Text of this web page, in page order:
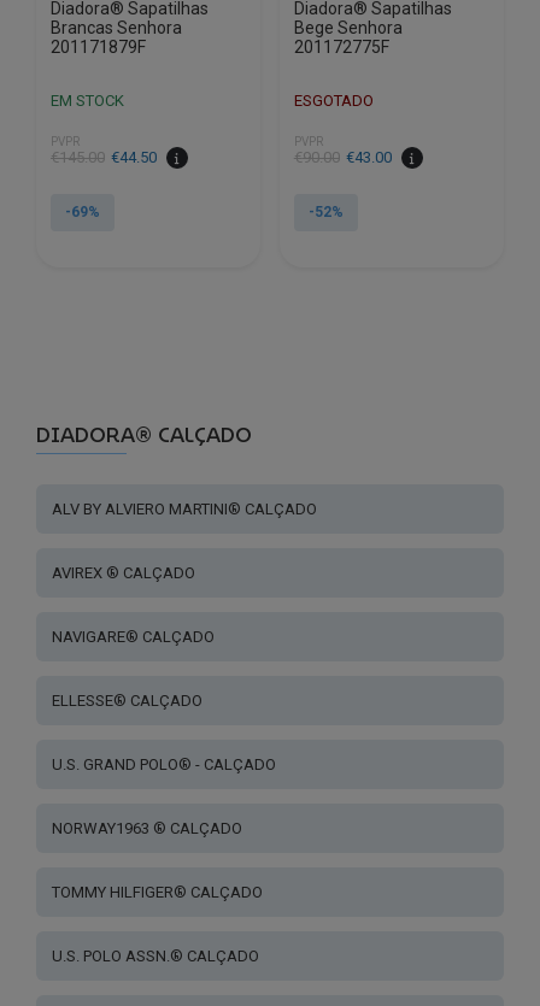
Diadora® Sapatilhas
Brancas Senhora
201171879F
EM STOCK
PVPR
€145.00 €44.50
-69%
options
may
chosen
the
page
Diadora® Sapatilhas
Bege Senhora
201172775F
ESGOTADO
PVPR
€90.00 €43.00
-52%
chosen
DIADORA® CALÇADO
ALV BY ALVIERO MARTINI® CALÇADO
AVIREX ® CALÇADO
NAVIGARE® CALÇADO
ELLESSE® CALÇADO
U.S. GRAND POLO® - CALÇADO
NORWAY1963 ® CALÇADO
TOMMY HILFIGER® CALÇADO
U.S. POLO ASSN.® CALÇADO